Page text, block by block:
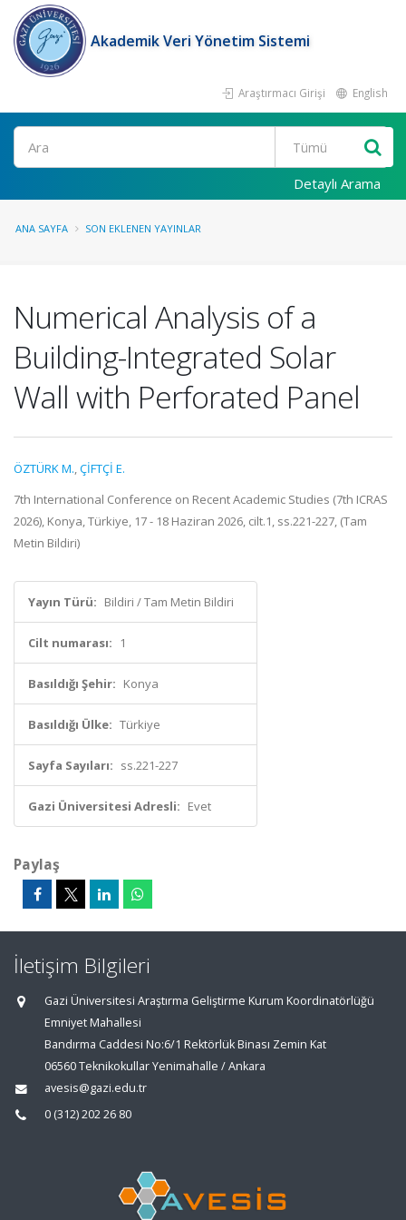
Akademik Veri Yönetim Sistemi
Araştırmacı Girişi English
Ara
Detaylı Arama
ANA SAYFA SON EKLENEN YAYINLAR
Numerical Analysis of a
Building-Integrated Solar
Wall with Perforated Panel
ÖZTÜRK M.,ÇİFTÇİ E.
7th International Conference on Recent Academic Studies (7th ICRAS
2026), Konya, Türkiye, 17 - 18 Haziran 2026, cilt.1, ss.221-227, (Tam
Metin Bildiri)
Yayın Türü: Bildiri / Tam Metin Bildiri
Cilt numarası: 1
Basıldığı Şehir: Konya
Basıldığı Ülke: Türkiye
Sayfa Sayıları: ss.221-227
Gazi Üniversitesi Adresli: Evet
Paylaş
İletişim Bilgileri
Gazi Üniversitesi Araştırma Geliştirme Kurum Koordinatörlüğü
Emniyet Mahallesi
Bandırma Caddesi No:6/1 Rektörlük Binası Zemin Kat
06560 Teknikokullar Yenimahalle / Ankara
avesis@gazi.edu.tr
0 (312) 202 26 80